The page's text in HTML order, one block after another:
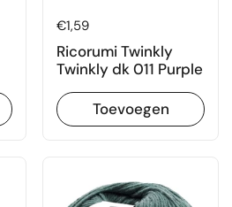
Prijs:
€1,59
Ricorumi Twinkly
Twinkly dk 011 Purple
Toevoegen